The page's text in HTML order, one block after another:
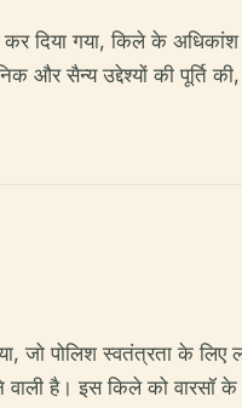
कर दिया गया, किले के
और सैन्य उद्देश्यों की पूर्ति
जो पोलिश स्वतंत्रता के लिए
वाली है। इस किले को वारसॉ